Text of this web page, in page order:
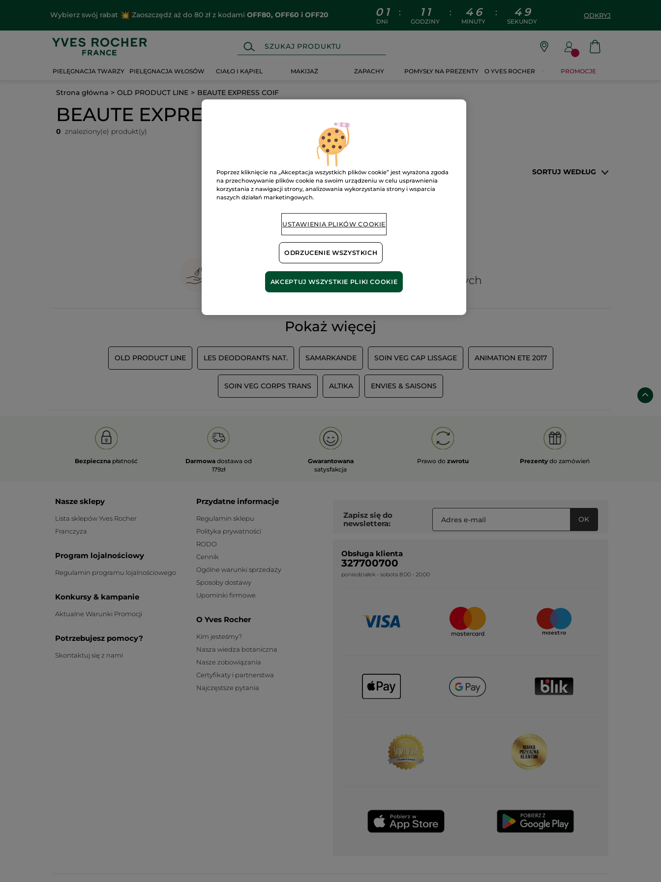
Wybierz swój rabat Zaoszczędź aż do 80 zł z kodami OFF80, OFF60 i OFF20 0 1
DNI
: 1 1
GODZINY
: 4 6
MINUTY
: 4 9
SEKUNDY
ODKRYJ
PIELĘGNACJA TWARZY PIELĘGNACJA WŁOSÓW CIAŁO I KĄPIEL MAKIJAŻ ZAPACHY POMYSŁY NA PREZENTY O YVES ROCHER PROMOCJE
Strona główna OLD PRODUCT LINE BEAUTE EXPRESS COIF
BEAUTE EXPRESS COIF
0 znaleziony(e) produkt(y)
SORTUJ WEDŁUG
ekstrakty
60 hektarów
pól organicznych
Pokaż więcej
OLD PRODUCT LINE LES DEODORANTS NAT. SAMARKANDE SOIN VEG CAP LISSAGE ANIMATION ETE 2017
SOIN VEG CORPS TRANS ALTIKA ENVIES & SAISONS
Bezpieczna płatność Darmowa dostawa od
179zł
Gwarantowana
satysfakcja
Prawo do zwrotu Prezenty do zamówień
Nasze sklepy
Lista sklepów Yves Rocher
Franczyza
Program lojalnościowy
Regulamin programu lojalnościowego
Konkursy & kampanie
Aktualne Warunki Promocji
Potrzebujesz pomocy?
Skontaktuj się z nami
Przydatne informacje
Regulamin sklepu
Polityka prywatności
RODO
Cennik
Ogólne warunki sprzedaży
Sposoby dostawy
Upominki firmowe
O Yves Rocher
Kim jesteśmy?
Nasza wiedza botaniczna
Nasze zobowiązania
Certyfikaty i partnerstwa
Najczęstsze pytania
Zapisz się do
newslettera:
OK
Obsługa klienta
327700700
poniedziałek - sobota 8:00 - 20:00
Poprzez kliknięcie na „Akceptacja wszystkich plików cookie” jest wyrażona zgoda
na przechowywanie plików cookie na swoim urządzeniu w celu usprawnienia
korzystania z nawigacji strony, analizowania wykorzystania strony i wsparcia
naszych działań marketingowych.
USTAWIENIA PLIKÓW COOKIE
ODRZUCENIE WSZYSTKICH
AKCEPTUJ WSZYSTKIE PLIKI COOKIE